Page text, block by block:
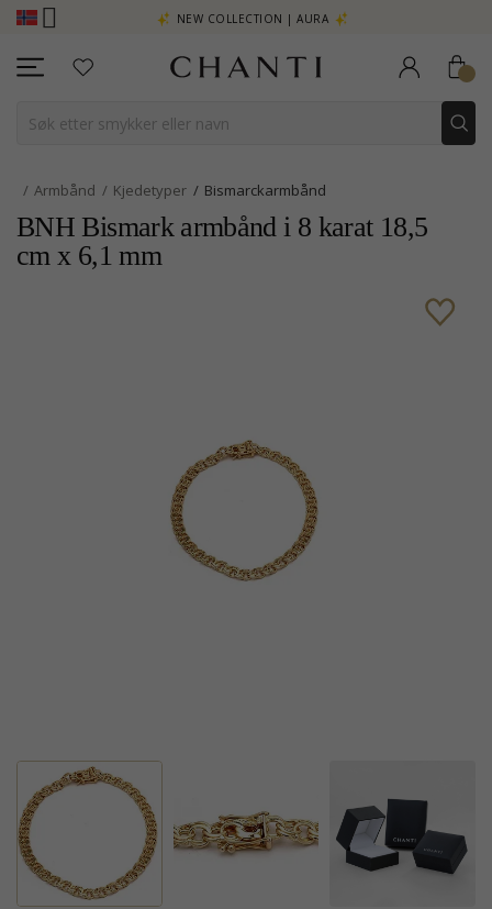
HER NEW COLLECTION | AURA
Armbånd Kjedetyper Bismarckarmbånd
BNH Bismark armbånd i 8 karat 18,5
cm x 6,1 mm